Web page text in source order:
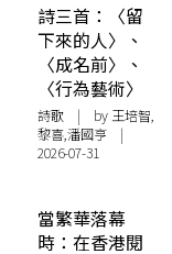
詩三首：〈留
下來的人〉、
〈成名前〉、
〈行為藝術〉
詩歌 | by 王培智,
黎喜,潘國亨 |
2026-07-31
當繁華落幕
時：在香港閱